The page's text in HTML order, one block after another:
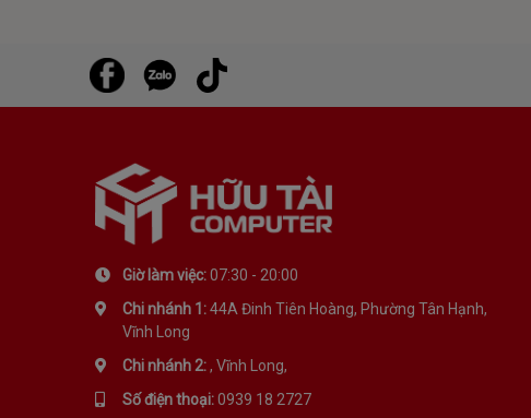
Giờ làm việc:07:30 - 20:00
Chi nhánh 1:44A Đinh Tiên Hoàng, Phường Tân Hạnh,
Vĩnh Long
Chi nhánh 2:, Vĩnh Long,
Số điện thoại:0939 18 2727